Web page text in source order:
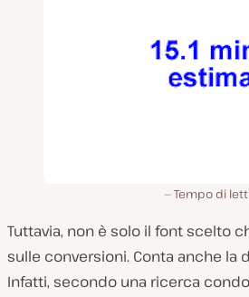
Tempo di
Tuttavia, non è solo il font scelto
sulle conversioni. Conta anche la
Infatti, secondo una ricerca